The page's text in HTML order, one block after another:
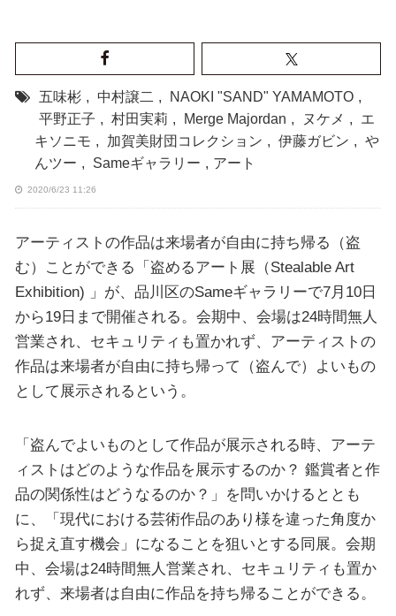
五味彬 , 中村譲二 , NAOKI "SAND" YAMAMOTO ,
平野正子 , 村田実莉 , Merge Majordan , ヌケメ ,
エ
キソニモ , 加賀美財団コレクション , 伊藤ガビン , や
んツー , Sameギャラリー , アート
2020/6/23 11:26
アーティストの作品は来場者が自由に持ち帰る（盗
む）ことができる「盗めるアート展（Stealable Art
Exhibition) 」が、品川区のSameギャラリーで7月10日
から19日まで開催される。会期中、会場は24時間無人
営業され、セキュリティも置かれず、アーティストの
作品は来場者が自由に持ち帰って（盗んで）よいもの
として展示されるという。
「盗んでよいものとして作品が展示される時、アーテ
ィストはどのような作品を展示するのか？ 鑑賞者と作
品の関係性はどうなるのか？」を問いかけるととも
に、「現代における芸術作品のあり様を違った角度か
ら捉え直す機会」になることを狙いとする同展。会期
中、会場は24時間無人営業され、セキュリティも置か
れず、来場者は自由に作品を持ち帰ることができる。